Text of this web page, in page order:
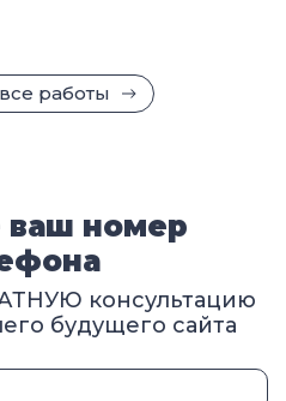
работы
ваш номер
консультацию
будущего сайта